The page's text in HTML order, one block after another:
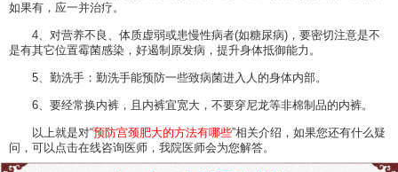
如果有，应一并治疗。
4、对营养不良、体质虚弱或患慢性病者(如糖尿病)，要密切注意是不
是有其它位置霉菌感染，好遏制原发病，提升身体抵御能力。
5、勤洗手：勤洗手能预防一些致病菌进入人的身体内部。
6、要经常换内裤，且内裤宜宽大，不要穿尼龙等非棉制品的内裤。
以上就是对“预防宫颈肥大的方法有哪些”相关介绍，如果您还有什么疑
问，可以点击在线咨询医师，我院医师会为您解答。